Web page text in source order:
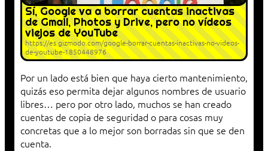
Sí, Google va a borrar cuentas inactivas
de Gmail, Photos y Drive, pero no vídeos
viejos de YouTube
https://es.gizmodo.com/google-borrar-cuentas-inactivas-no-videos-
de-youtube-1850448976
Por un lado está bien que haya cierto mantenimiento,
quizás eso permita dejar algunos nombres de usuario
libres… pero por otro lado, muchos se han creado
cuentas de copia de seguridad o para cosas muy
concretas que a lo mejor son borradas sin que se den
cuenta.